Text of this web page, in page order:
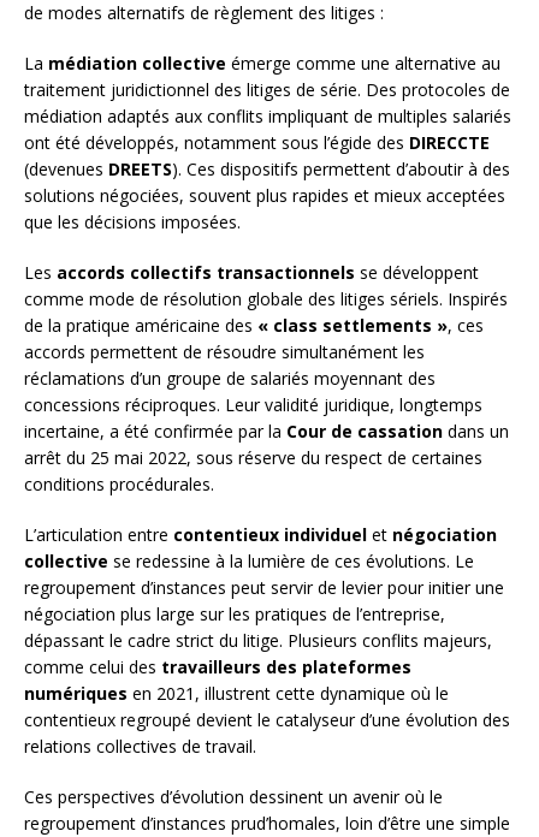
de modes alternatifs de règlement des litiges :
La médiation collective émerge comme une alternative au
traitement juridictionnel des litiges de série. Des protocoles de
médiation adaptés aux conflits impliquant de multiples salariés
ont été développés, notamment sous l’égide des DIRECCTE
(devenues DREETS). Ces dispositifs permettent d’aboutir à des
solutions négociées, souvent plus rapides et mieux acceptées
que les décisions imposées.
Les accords collectifs transactionnels se développent
comme mode de résolution globale des litiges sériels. Inspirés
de la pratique américaine des « class settlements », ces
accords permettent de résoudre simultanément les
réclamations d’un groupe de salariés moyennant des
concessions réciproques. Leur validité juridique, longtemps
incertaine, a été confirmée par la Cour de cassation dans un
arrêt du 25 mai 2022, sous réserve du respect de certaines
conditions procédurales.
L’articulation entre contentieux individuel et négociation
collective se redessine à la lumière de ces évolutions. Le
regroupement d’instances peut servir de levier pour initier une
négociation plus large sur les pratiques de l’entreprise,
dépassant le cadre strict du litige. Plusieurs conflits majeurs,
comme celui des travailleurs des plateformes
numériques en 2021, illustrent cette dynamique où le
contentieux regroupé devient le catalyseur d’une évolution des
relations collectives de travail.
Ces perspectives d’évolution dessinent un avenir où le
regroupement d’instances prud’homales, loin d’être une simple